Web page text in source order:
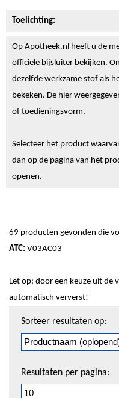
Toelichting:
Op Apotheek.nl heeft u de
officiële bijsluiter bekijken.
dezelfde werkzame stof als
bekeken. De hier
of toedieningsvorm.
Selecteer het product
dan op de pagina van het
openen.
69 producten gevonden die
ATC: V03AC03
Let op: door een keuze uit de
automatisch ververst!
pagineren
Sorteer resultaten op:
Resultaten per pagina: